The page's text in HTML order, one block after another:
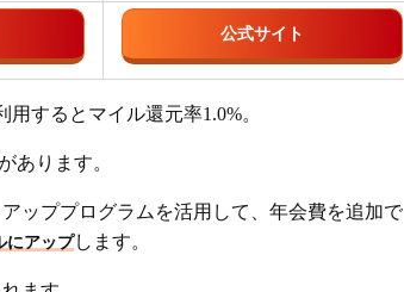
公式サイト
するとマイル還元率1.0%。
あります。
ッププログラムを活用して、年会費を追加で
にアップします。